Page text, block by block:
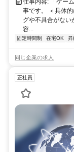
仕事内容: 「ゲー
事です。 ＜具体
グや不具合がない
容...
固定時間制 在宅OK 昇
同じ企業の求人
正社員